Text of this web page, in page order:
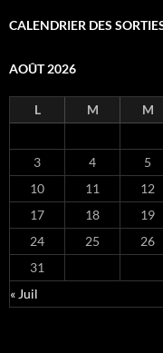
CALENDRIER DES
AOÛT 2026
L M M
3
4 5
10
11 12
17
18 19
24
25 26
31
« Juil